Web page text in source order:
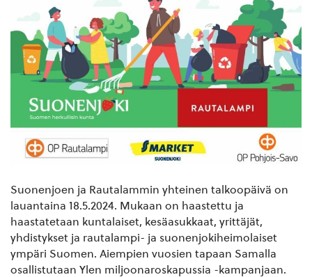
Suonenjoen ja Rautalammin yhteinen talkoopäivä on
lauantaina 18.5.2024. Mukaan on haastettu ja
haastatetaan kuntalaiset, kesäasukkaat, yrittäjät,
yhdistykset ja rautalampi- ja suonenjokiheimolaiset
ympäri Suomen. Aiempien vuosien tapaan Samalla
osallistutaan Ylen miljoonaroskapussia -kampanjaan.